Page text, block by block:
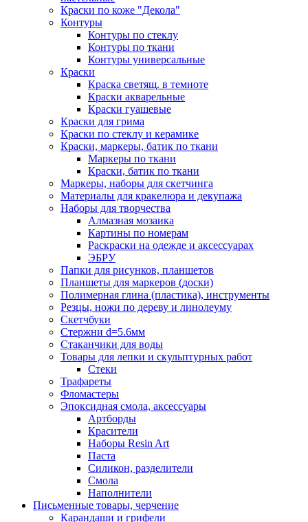
Краски по коже "Декола"
Контуры
Контуры по стеклу
Контуры по ткани
Контуры универсальные
Краски
Краска светящ. в темноте
Краски акварельные
Краски гуашевые
Краски для грима
Краски по стеклу и керамике
Краски, маркеры, батик по ткани
Маркеры по ткани
Краски, батик по ткани
Маркеры, наборы для скетчинга
Материалы для кракелюра и декупажа
Наборы для творчества
Алмазная мозаика
Картины по номерам
Раскраски на одежде и аксессуарах
ЭБРУ
Папки для рисунков, планшетов
Планшеты для маркеров (доски)
Полимерная глина (пластика), инструменты
Резцы, ножи по дереву и линолеуму
Скетчбуки
Стержни d=5.6мм
Стаканчики для воды
Товары для лепки и скульптурных работ
Стеки
Трафареты
Фломастеры
Эпоксидная смола, аксессуары
Артборды
Красители
Наборы Resin Art
Паста
Силикон, разделители
Смола
Наполнители
Письменные товары, черчение
Карандаши и грифели